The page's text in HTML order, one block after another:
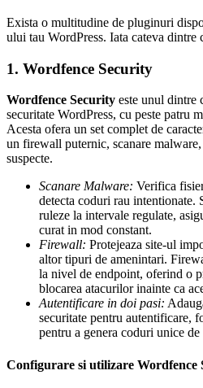
Exista o multitudine de pluginuri
ului tau WordPress. Iata cateva dintre
1. Wordfence Security
Wordfence Security este unul dintre
securitate WordPress, cu peste patru
Acesta ofera un set complet de
un firewall puternic, scanare
suspecte.
Scanare Malware: Verifica
detecta coduri rau intentionate.
ruleze la intervale regulate,
curat in mod constant.
Firewall: Protejeaza site-ul
altor tipuri de amenintari.
la nivel de endpoint, oferind o
blocarea atacurilor inainte ca
Autentificare in doi pasi:
securitate pentru autentificare,
pentru a genera coduri unice de
Configurare si utilizare Wordfence